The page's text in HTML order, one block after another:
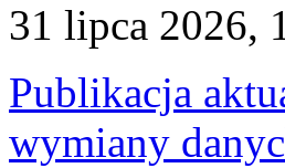
31 lipca 2026,
Publikacja
wymiany